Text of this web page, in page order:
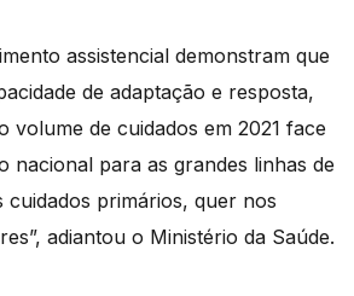
assistencial demonstram que
de adaptação e resposta,
volume de cuidados em 2021 face
nacional para as grandes linhas de
cuidados primários, quer nos
adiantou o Ministério da Saúde.